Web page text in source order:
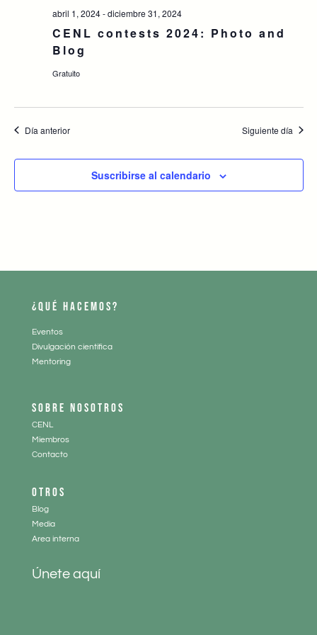
abril 1, 2024-diciembre 31, 2024
CENL contests 2024: Photo and
Blog
Gratuito
Día anterior Siguiente día
Suscribirse al calendario
¿QUÉ HACEMOS?
Eventos
Divulgación científica
Mentoring
SOBRE NOSOTROS
CENL
Miembros
Contacto
OTROS
Blog
Media
Area interna
Únete aquí